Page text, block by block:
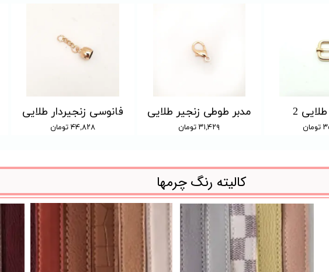
فانوسی زنجیردار طلایی
۴۴,۸۲۸ تومان
مدبر طوطی زنجیر طلایی
۳۱,۴۲۹ تومان
2
کالیته رنگ چرمها